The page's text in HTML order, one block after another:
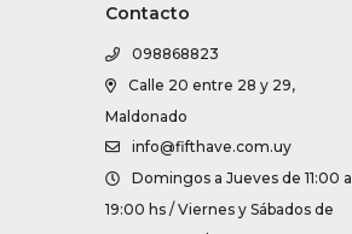
Contacto
098868823
Calle 20 entre 28 y 29,
Maldonado
info@fifthave.com.uy
Domingos a Jueves de 11:00 a
19:00 hs / Viernes y Sábados de